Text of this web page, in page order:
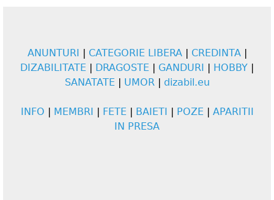
ANUNTURI CATEGORIE LIBERA| CREDINTA|
DIZABILITATE
DRAGOSTE GANDURI HOBBY
SANATATE
UMOR| dizabil.eu
INFO MEMBRI FETE BAIETI POZE
APARITII
IN PRESA